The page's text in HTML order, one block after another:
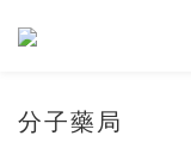
分子藥局